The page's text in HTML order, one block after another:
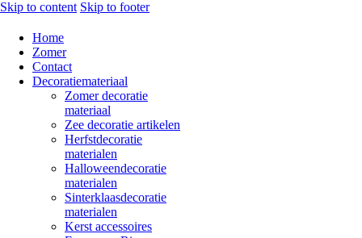
Skip to content Skip to footer
Home
Zomer
Contact
Decoratiemateriaal
Zomer decoratie
materiaal
Zee decoratie artikelen
Herfstdecoratie
materialen
Halloweendecoratie
materialen
Sinterklaasdecoratie
materialen
Kerst accessoires